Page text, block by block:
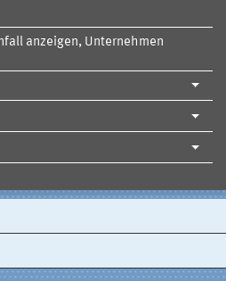
anzeigen, Unternehmen